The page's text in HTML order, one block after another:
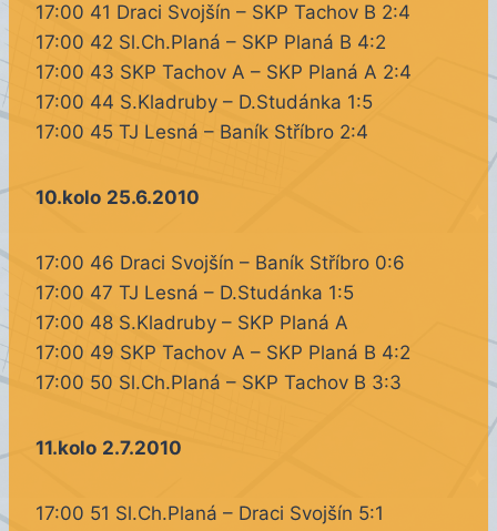
17:00 41 Draci Svojšín – SKP Tachov B 2:4
17:00 42 Sl.Ch.Planá – SKP Planá B 4:2
17:00 43 SKP Tachov A – SKP Planá A 2:4
17:00 44 S.Kladruby – D.Studánka 1:5
17:00 45 TJ Lesná – Baník Stříbro 2:4
10.kolo 25.6.2010
17:00 46 Draci Svojšín – Baník Stříbro 0:6
17:00 47 TJ Lesná – D.Studánka 1:5
17:00 48 S.Kladruby – SKP Planá A
17:00 49 SKP Tachov A – SKP Planá B 4:2
17:00 50 Sl.Ch.Planá – SKP Tachov B 3:3
11.kolo 2.7.2010
17:00 51 Sl.Ch.Planá – Draci Svojšín 5:1